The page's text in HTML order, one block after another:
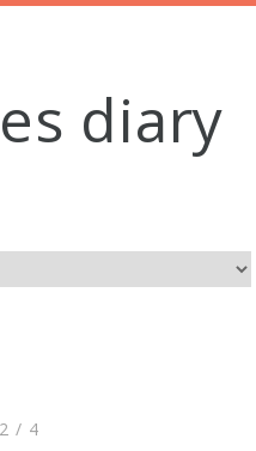
diary
/ 4